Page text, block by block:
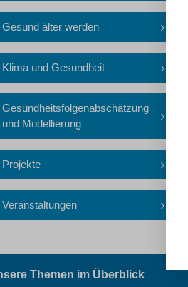
Gesund älter werden
Klima und Gesundheit
Gesundheitsfolgenabschätzung
und Modellierung
Projekte
Veranstaltungen
Themen im Überblick